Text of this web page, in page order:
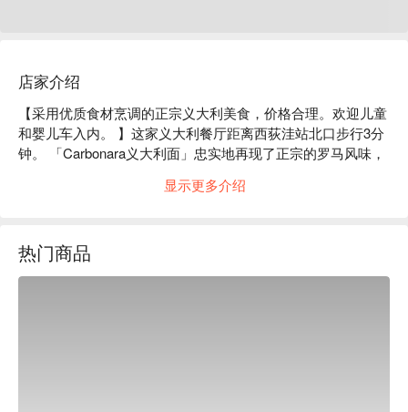
店家介绍
【采用优质食材烹调的正宗义大利美食，价格合理。欢迎儿童
和婴儿车入内。 】这家义大利餐厅距离西荻洼站北口步行3分
钟。 「Carbonara义大利面」忠实地再现了正宗的罗马风味，
您可以尽情享用每日推荐的菜肴。店内设有长椅座位，用餐时
板，给对方一个惊喜。这里以实惠的价格提供采用优质食材烹
制的正宗意大利美食，是您日常晚餐的理想之选。
显示更多介绍
热门商品